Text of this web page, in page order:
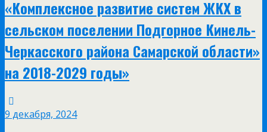
«Комплексное развитие систем ЖКХ в
сельском поселении Подгорное Кинель-
Черкасского района Самарской области»
на 2018-2029 годы»
9 декабря, 2024